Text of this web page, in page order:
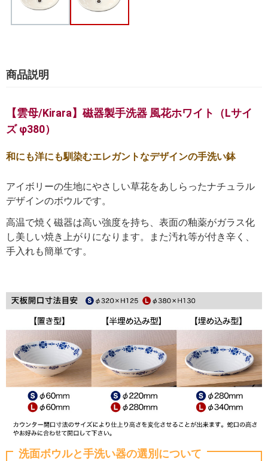
商品説明
【雲母/Kirara】磁器製手洗器 風花ホワイト（Lサイ
ズ φ380）
和にも洋にも馴染むエレガントなデザインの手洗い鉢
アイボリーの生地にやさしい草花をあしらったナチュラル
デザインのボウルです。
高温で焼く磁器は高い強度を持ち、表面の釉薬がガラス化
し美しい焼き上がりになります。また汚れ等が付き辛く、
手入れも簡単です。
洗面ボウルと手洗い器の選別について